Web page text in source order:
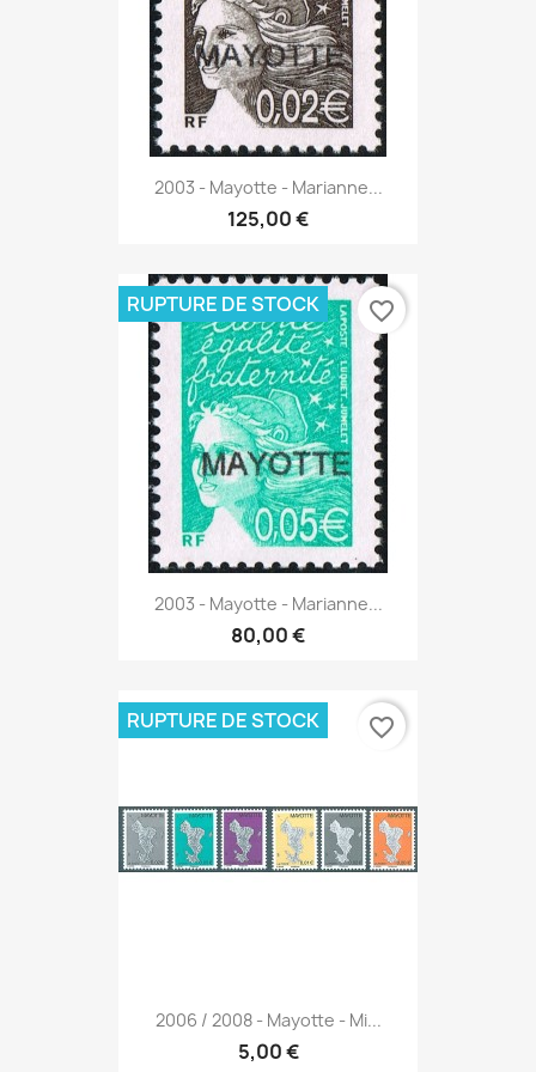
2003 - Mayotte - Marianne...
125,00 €
2003 - Mayotte - Marianne...
80,00 €
RUPTURE DE STOCK favorite_border
2006 / 2008 - Mayotte - Mi...
5,00 €
RUPTURE DE STOCK favorite_border